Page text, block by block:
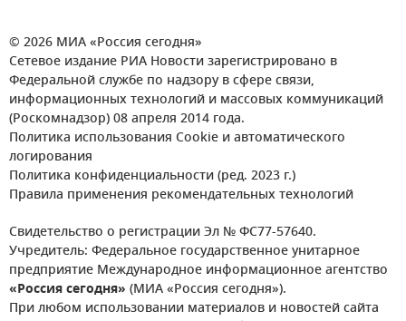
© 2026 МИА «Россия сегодня»
Сетевое издание РИА Новости зарегистрировано в
Федеральной службе по надзору в сфере связи,
информационных технологий и массовых коммуникаций
(Роскомнадзор) 08 апреля 2014 года.
Политика использования Cookie и автоматического
логирования
Политика конфиденциальности (ред. 2023 г.)
Правила применения рекомендательных технологий
Свидетельство о регистрации Эл № ФС77-57640.
Учредитель: Федеральное государственное унитарное
предприятие Международное информационное агентство
«Россия сегодня» (МИА «Россия сегодня»).
При любом использовании материалов и новостей сайта